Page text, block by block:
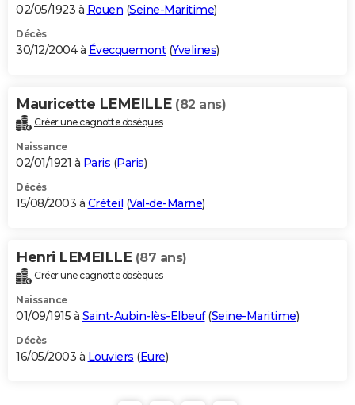
02/05/1923 à Rouen (Seine-Maritime)
Décès
30/12/2004 à Évecquemont(Yvelines)
Mauricette LEMEILLE (82 ans)
Créer une cagnotte obsèques
Naissance
02/01/1921 à Paris (Paris)
Décès
15/08/2003 à Créteil (Val-de-Marne)
Henri LEMEILLE (87 ans)
Créer une cagnotte obsèques
Naissance
01/09/1915 à Saint-Aubin-lès-Elbeuf(Seine-Maritime)
Décès
16/05/2003 à Louviers (Eure)